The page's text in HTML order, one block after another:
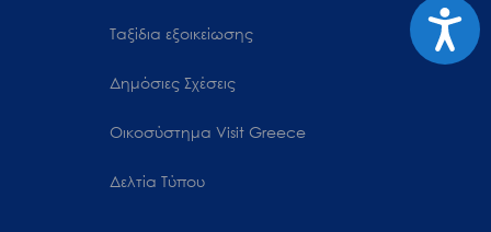
Ταξίδια εξοικείωσης
Δημόσιες Σχέσεις
Oικοσύστημα Visit Greece
Δελτία Τύπου